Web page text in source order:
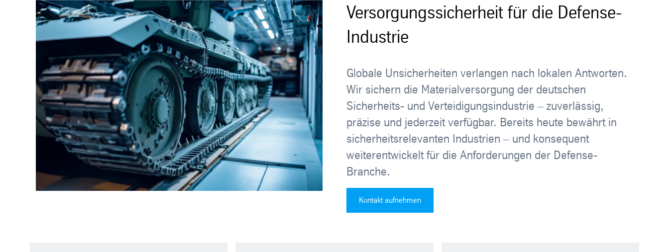
Versorgungssicherheit für die Defense-
Industrie
Globale Unsicherheiten verlangen nach lokalen Antworten.
Wir sichern die Materialversorgung der deutschen
Sicherheits- und Verteidigungsindustrie – zuverlässig,
präzise und jederzeit verfügbar. Bereits heute bewährt in
sicherheitsrelevanten Industrien – und konsequent
weiterentwickelt für die Anforderungen der Defense-
Branche.
Kontakt aufnehmen